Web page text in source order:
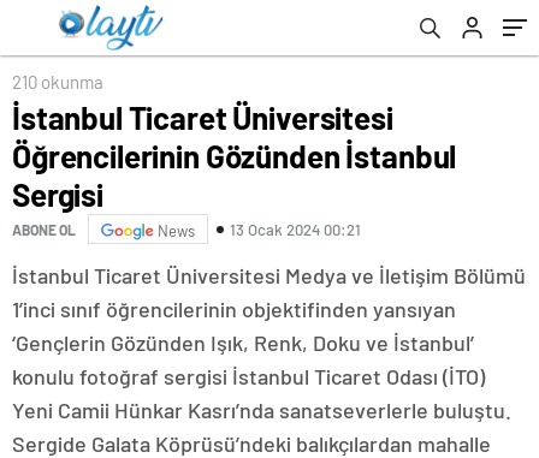
210 okunma
İstanbul Ticaret Üniversitesi
Öğrencilerinin Gözünden İstanbul
Sergisi
ABONE OL News 13 Ocak 2024 00:21
İstanbul Ticaret Üniversitesi Medya ve İletişim Bölümü
1’inci sınıf öğrencilerinin objektifinden yansıyan
‘Gençlerin Gözünden Işık, Renk, Doku ve İstanbul’
konulu fotoğraf sergisi İstanbul Ticaret Odası (İTO)
Yeni Camii Hünkar Kasrı’nda sanatseverlerle buluştu.
Sergide Galata Köprüsü’ndeki balıkçılardan mahalle